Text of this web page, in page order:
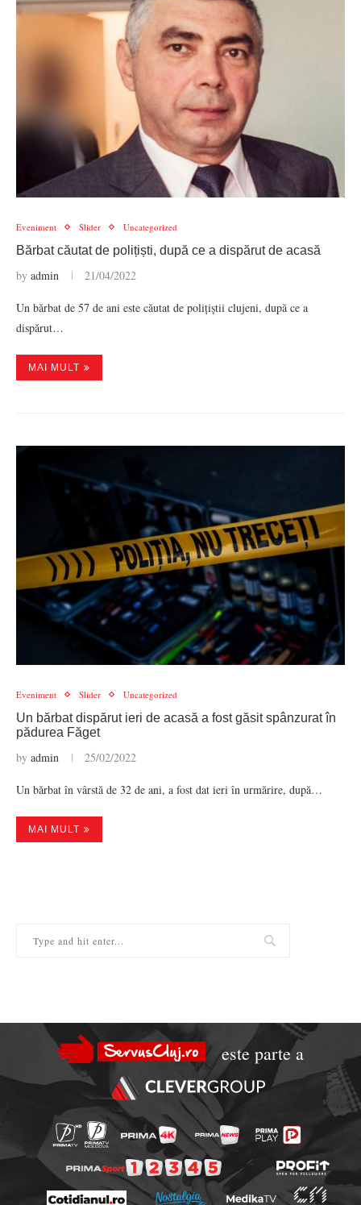
Eveniment Slider Uncategorized
Bărbat căutat de polițiști, după ce a dispărut de acasă
by admin 21/04/2022
Un bărbat de 57 de ani este căutat de polițiștii clujeni, după ce a
dispărut…
MAI MULT
Eveniment Slider Uncategorized
Un bărbat dispărut ieri de acasă a fost găsit spânzurat în
pădurea Făget
by admin 25/02/2022
Un bărbat în vârstă de 32 de ani, a fost dat ieri în urmărire, după…
MAI MULT
este parte a